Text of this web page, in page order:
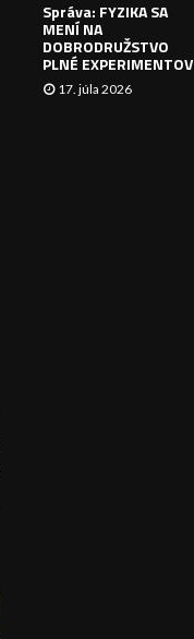
Správa: FYZIKA SA
MENÍ NA
DOBRODRUŽSTVO
PLNÉ EXPERIMENTOV
17. júla 2026